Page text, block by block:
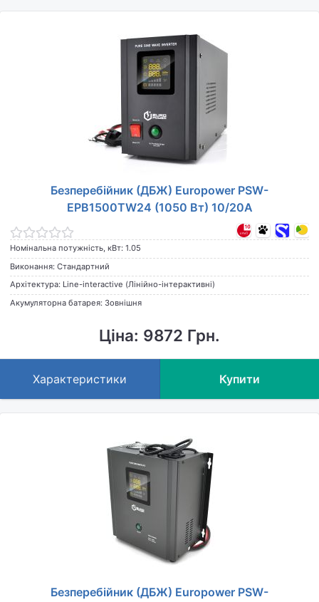
Безперебійник (ДБЖ) Europower PSW-
EPB1500TW24 (1050 Вт) 10/20А
Номінальна потужність, кВт: 1.05
Виконання: Стандартний
Архітектура: Line-interactive (Лінійно-інтерактивні)
Акумуляторна батарея: Зовнішня
Ціна: 9872 Грн.
Характеристики Купити
Безперебійник (ДБЖ) Europower PSW-